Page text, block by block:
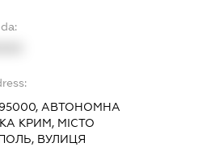
95000, АВТОНОМНА
КРИМ, МІСТО
ВУЛИЦЯ